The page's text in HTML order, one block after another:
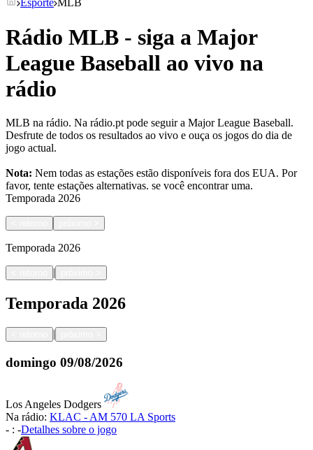
Esporte MLB
Rádio MLB - siga a Major
League Baseball ao vivo na
rádio
MLB na rádio. Na rádio.pt pode seguir a Major League Baseball.
Desfrute de todos os resultados ao vivo e ouça os jogos do dia de
jogo actual.
Nota: Nem todas as estações estão disponíveis fora dos EUA. Por
favor, tente estações alternativas. se você encontrar uma.
Temporada 2026
Temporada 2026
|
Temporada 2026
|
domingo 09/08/2026
Los Angeles Dodgers
Na rádio: KLAC - AM 570 LA Sports
- : -Detalhes sobre o jogo